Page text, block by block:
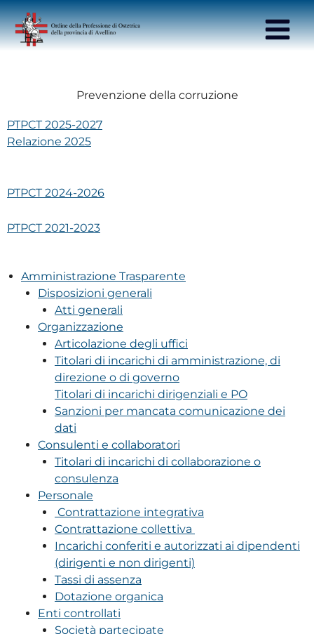
contenuto
Main
Menu
Prevenzione della corruzione
PTPCT 2025-2027
Relazione 2025
PTPCT 2024-2026
PTPCT 2021-2023
Amministrazione Trasparente
Disposizioni generali
Atti generali
Organizzazione
Articolazione degli uffici
Titolari di incarichi di amministrazione, di
direzione o di governo
Titolari di incarichi dirigenziali e PO
Sanzioni per mancata comunicazione dei
dati
Consulenti e collaboratori
Titolari di incarichi di collaborazione o
consulenza
Personale
Contrattazione integrativa
Contrattazione collettiva
Incarichi conferiti e autorizzati ai dipendenti
(dirigenti e non dirigenti)
Tassi di assenza
Dotazione organica
Enti controllati
Società partecipate